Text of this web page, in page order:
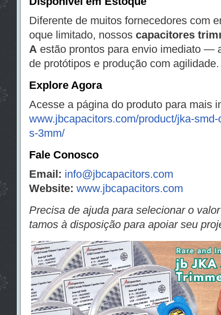
Diferente de muitos fornecedores com
oque limitado, nossos capacitores
Aestão prontos para envio imediato —
de protótipos e produção com agilidade.
Explore Agora
Acesse a página do produto para mais
www.jbcapacitors.com/product/jka-
s-3mm/
Fale Conosco
Email: info@jbcapacitors.com
Website: www.jbcapacitors.com
Precisa de ajuda para selecionar o
tamos à disposição para apoiar seu